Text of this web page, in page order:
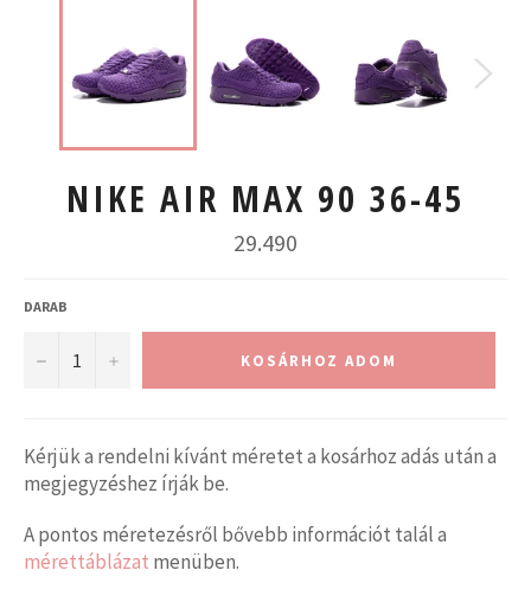
NIKE AIR MAX 90 36-45
Normál
ár
29.490
DARAB
− + KOSÁRHOZ ADOM
Kérjük a rendelni kívánt méretet a kosárhoz adás után a
megjegyzéshez írják be.
A pontos méretezésről bővebb információt talál a
mérettáblázat menüben.